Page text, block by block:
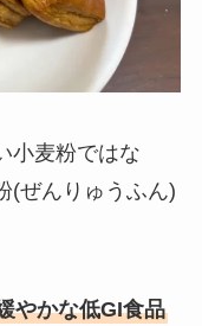
小麦粉ではな
(ぜんりゅうふん)
やかな低GI食品